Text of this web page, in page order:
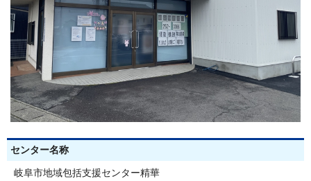
センター名称
岐阜市地域包括支援センター精華